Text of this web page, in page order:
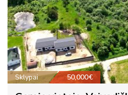
Sklypai 50,000€